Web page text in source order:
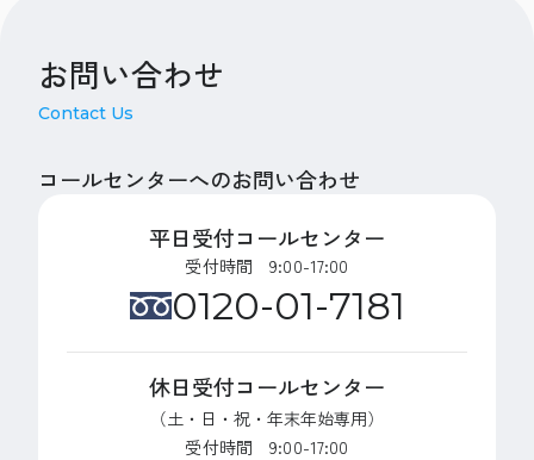
お問い合わせ
Contact Us
コールセンターへのお問い合わせ
平日受付コールセンター
受付時間 9:00-17:00
0120-01-7181
休日受付コールセンター
（土・日・祝・年末年始専用）
受付時間 9:00-17:00